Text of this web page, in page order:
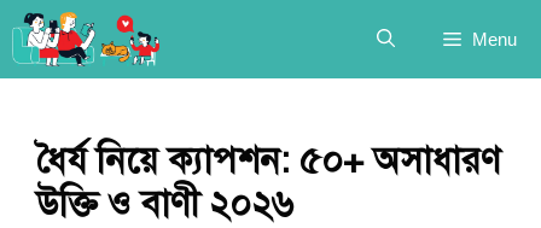
Skip
content
Menu
ধৈর্য নিয়ে ক্যাপশন: ৫০+ অসাধারণ
উক্তি ও বাণী ২০২৬